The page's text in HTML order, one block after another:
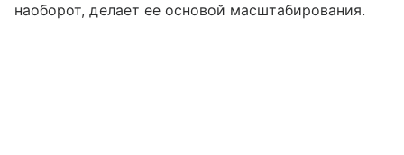
наоборот, делает ее основой масштабирования.